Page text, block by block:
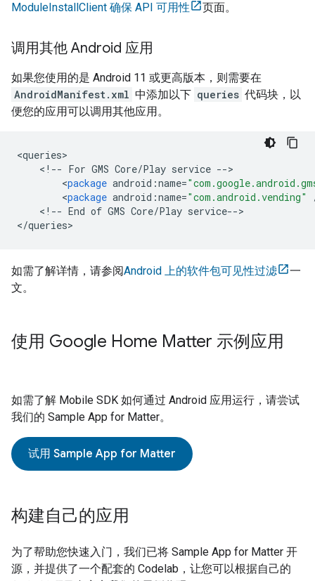
ModuleInstallClient 确保 API 可用性 页面。
调用其他 Android 应用
如果您使用的是 Android 11 或更高版本，则需要在
AndroidManifest.xml 中添加以下 queries 代码块，以
便您的应用可以调用其他应用。
<queries
< ! -- For GMS Core/Play service --
<package android :name=
<package android :name="com.android.vending"
< ! -- End of GMS Core/Play service-->
</queries
如需了解详情，请参阅Android 上的软件包可见性过滤
一
文。
使用 Google Home Matter 示例应用
如需了解 Mobile SDK 如何通过 Android 应用运行，请尝试
我们的 Sample App for Matter。
试用 Sample App for Matter
构建自己的应用
为了帮助您快速入门，我们已将 Sample App for Matter 开
源，并提供了一个配套的 Codelab，让您可以根据自己的